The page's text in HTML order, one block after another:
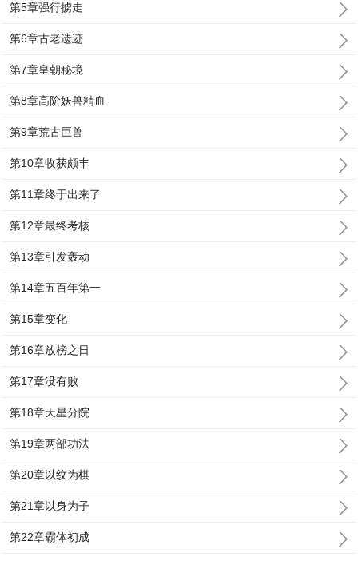
第5章强行掳走
第6章古老遗迹
第7章皇朝秘境
第8章高阶妖兽精血
第9章荒古巨兽
第10章收获颇丰
第11章终于出来了
第12章最终考核
第13章引发轰动
第14章五百年第一
第15章变化
第16章放榜之日
第17章没有败
第18章天星分院
第19章两部功法
第20章以纹为棋
第21章以身为子
第22章霸体初成